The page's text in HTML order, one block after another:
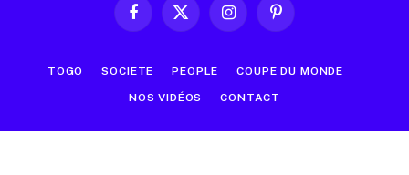
FacebookX
InstagramPinterest
TOGO SOCIETE PEOPLE COUPE DU MONDE
NOS VIDÉOS CONTACT